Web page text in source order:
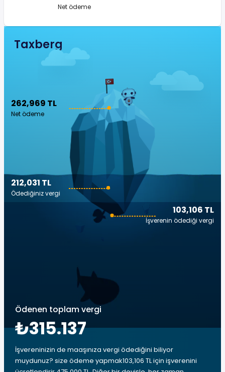
Net ödeme
Taxberg
262,969 TL
Net ödeme
103,106 TL
İşverenin ödediği vergi
212,031 TL
Ödediğiniz vergi
Ödenen toplam vergi
₺315.137
İşvereninizin de maaşınıza vergi ödediğini biliyor
muydunuz? size ödeme yapmak103,106 TL için işverenini